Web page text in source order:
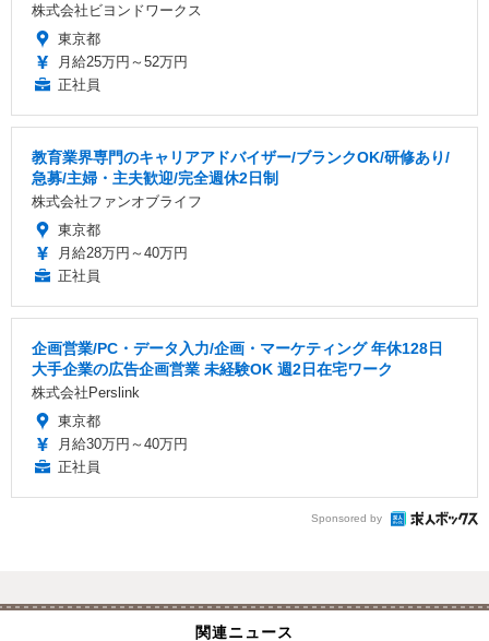
株式会社ビヨンドワークス
東京都
月給25万円～52万円
正社員
教育業界専門のキャリアアドバイザー/ブランクOK/研修あり/
急募/主婦・主夫歓迎/完全週休2日制
株式会社ファンオブライフ
東京都
月給28万円～40万円
正社員
企画営業/PC・データ入力/企画・マーケティング 年休128日
大手企業の広告企画営業 未経験OK 週2日在宅ワーク
株式会社Perslink
東京都
月給30万円～40万円
正社員
Sponsored by
関連ニュース